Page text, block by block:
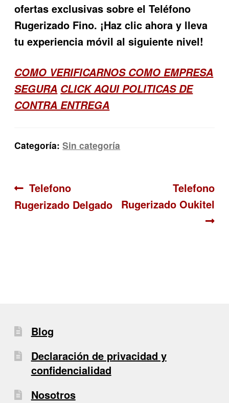
ofertas exclusivas sobre el Teléfono
Rugerizado Fino. ¡Haz clic ahora y lleva
tu experiencia móvil al siguiente nivel!
COMO VERIFICARNOS COMO EMPRESA
SEGURA CLICK AQUI POLITICAS DE
CONTRA ENTREGA
Categoría:Sin categoría
Navegación
de
Anterior:
Telefono
Rugerizado Delgado
Siguiente:
Telefono
Rugerizado Oukitel
Blog
Declaración de privacidad y
confidencialidad
Nosotros